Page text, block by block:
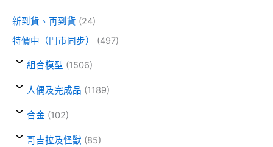
新到貨、再到貨 (24)
特價中（門市同步）
(497)
組合模型 (1506)
人偶及完成品 (1189)
合金 (102)
哥吉拉及怪獸 (85)